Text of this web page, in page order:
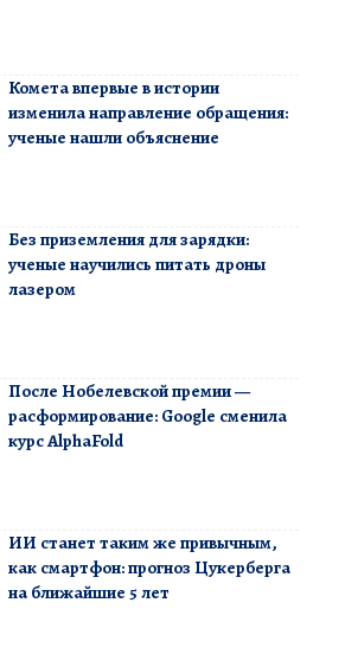
Комета впервые в истории
изменила направление обращения:
ученые нашли объяснение
Без приземления для зарядки:
ученые научились питать дроны
лазером
После Нобелевской премии —
расформирование: Google сменила
курс AlphaFold
ИИ станет таким же привычным,
как смартфон: прогноз Цукерберга
на ближайшие 5 лет